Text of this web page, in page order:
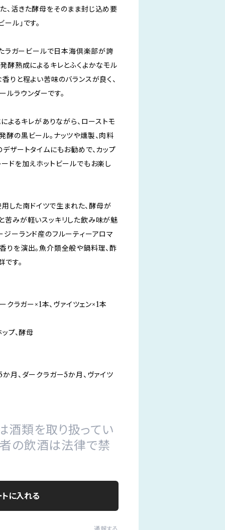
、活きた酵母をそのまま封じ込め要
ル」です。
ラガービールで日本海倶楽部が誇
酵熟成によるキレとふくよかなモル
りと程よい苦味のバランスが良く、
ラウンダーです。
るキレがありながら、ローストモ
の黒ビール。ナッツや燻製、肉料
ザートタイムにもお勧めで、カップ
ドを加えホットビールでもお楽し
した南ドイツで生まれた、酵母が
苦みが軽いスッキリした飲み味が魅
ーランド産のフルーティーアロマ
りを演出。魚介類全般や鍋料理、酢
す。
クラガー×1本、ヴァイツェン×1本
プ、酵母
月、ダークラガー5か月、ヴァイツ
酒類を取り扱ってい
の飲酒は法律で禁
に入れる